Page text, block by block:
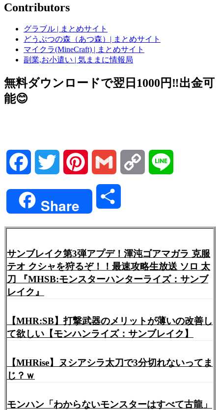
Contributors
グラブル | まとめサイト
どうぶつの森（あつ森）| まとめサイト
マイクラ(MineCraft) | まとめサイト
副業,お小遣い | 気ままに情報局
無料ダウンロードで翌日1000円‼️出金可
能😊
Facebook Twitter Pinterest Gmail Copy
Share
サンブレイク第3弾アプデ！渾沌ゴアマガラ 克服
テオ クシャを狩るぞ！！最速攻略生放送 ソロ 太
刀 『MHSB:モンスターハンターライズ：サンブ
レイク』
【MHR:SB】打撃武器のメリットが薄いの改善し
て欲しい【モンハンライズ：サンブレイク】
【MHRise】ヌシアシラ太刀で3分切れないってま
じ？ｗ
モンハン「わからないモンスターはすべて古龍」